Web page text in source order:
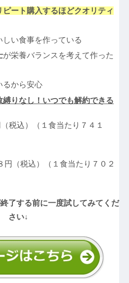
ピート購入するほどクオリティ
い食事を作っている
が栄養バランスを考えて作った
るから安心
縛りなし！いつでも解約できる
税込）（１食当たり７４１
円（税込）（１食当たり７０２
了する前に一度試してみてくだ
さい↓